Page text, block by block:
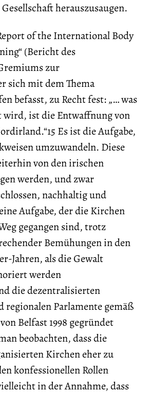
herauszusaugen.
of the International Body
(Bericht des
zur
sich mit dem Thema
befasst, zu Recht fest: „… was
ist die Entwaffnung von
Es ist die Aufgabe,
umzuwandeln. Diese
von den irischen
werden, und zwar
nachhaltig und
Aufgabe, der die Kirchen
gegangen sind, trotz
Bemühungen in den
Jahren, als die Gewalt
werden
die dezentralisierten
Parlamente gemäß
Belfast 1998 gegründet
beobachten, dass die
Kirchen eher zu
konfessionellen Rollen
in der Annahme, dass